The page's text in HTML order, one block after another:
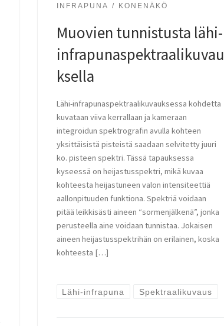
INFRAPUNA KONENÄKÖ
Muovien tunnistusta lähi-
infrapunaspektraalikuvau
ksella
Lähi-infrapunaspektraalikuvauksessa kohdetta
kuvataan viiva kerrallaan ja kameraan
integroidun spektrografin avulla kohteen
yksittäisistä pisteistä saadaan selvitetty juuri
ko. pisteen spektri. Tässä tapauksessa
kyseessä on heijastusspektri, mikä kuvaa
kohteesta heijastuneen valon intensiteettiä
aallonpituuden funktiona. Spektriä voidaan
pitää leikkisästi aineen “sormenjälkenä”, jonka
perusteella aine voidaan tunnistaa. Jokaisen
aineen heijastusspektrihän on erilainen, koska
kohteesta […]
Lähi-infrapuna Spektraalikuvaus